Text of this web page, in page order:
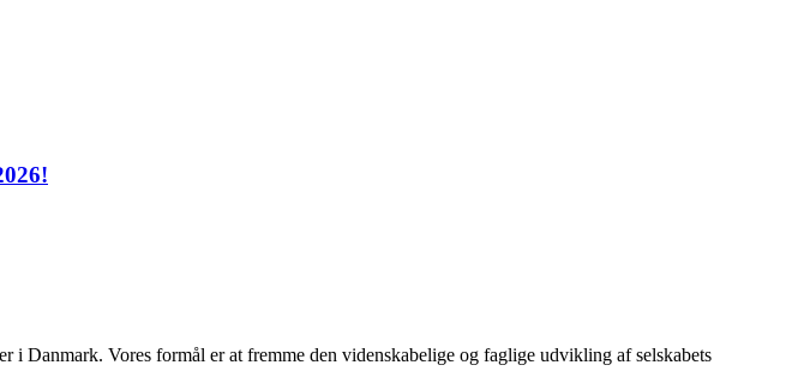
Danmark. Vores formål er at fremme den videnskabelige og faglige udvikling af selskabets